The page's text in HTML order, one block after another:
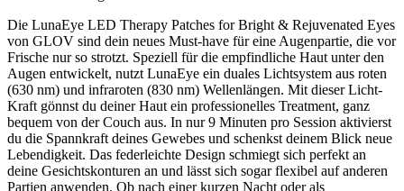
Die LunaEye LED Therapy Patches for Bright & Rejuvenated Eyes
von GLOV sind dein neues Must-have für eine Augenpartie, die vor
Frische nur so strotzt. Speziell für die empfindliche Haut unter den
Augen entwickelt, nutzt LunaEye ein duales Lichtsystem aus roten
(630 nm) und infraroten (830 nm) Wellenlängen. Mit dieser Licht-
Kraft gönnst du deiner Haut ein professionelles Treatment, ganz
bequem von der Couch aus. In nur 9 Minuten pro Session aktivierst
du die Spannkraft deines Gewebes und schenkst deinem Blick neue
Lebendigkeit. Das federleichte Design schmiegt sich perfekt an
deine Gesichtskonturen an und lässt sich sogar flexibel auf anderen
Partien anwenden. Ob nach einer kurzen Nacht oder als